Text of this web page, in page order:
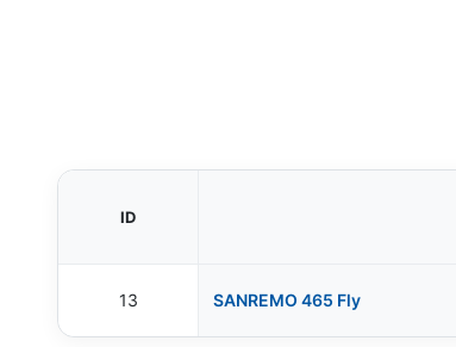
ID
13 SANREMO 465 Fly